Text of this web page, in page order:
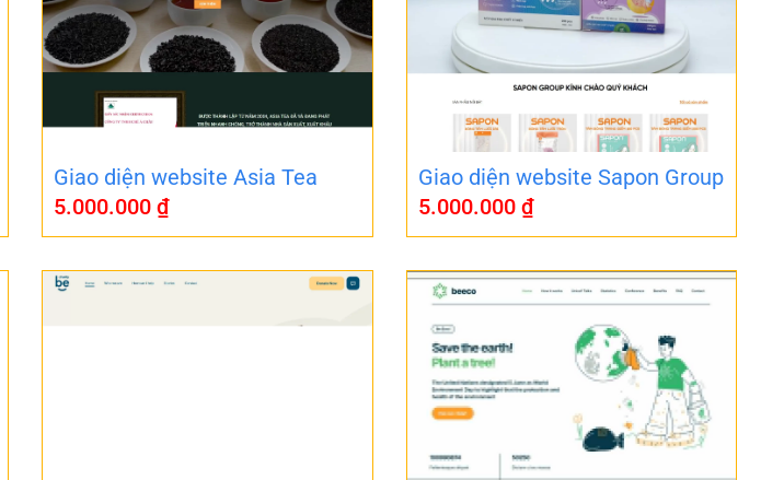
Giao diện website Asia Tea
5.000.000 ₫
Giao diện website Sapon Group
5.000.000 ₫